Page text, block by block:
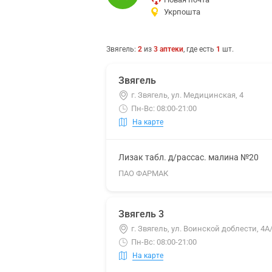
Укрпошта
Звягель: 2 из 3 аптеки, где есть 1 шт.
Звягель
г. Звягель, ул. Медицинская, 4
Пн-Вс: 08:00-21:00
На карте
Лизак табл. д/рассас. малина №20
ПАО ФАРМАК
Звягель 3
г. Звягель, ул. Воинской доблести,
Пн-Вс: 08:00-21:00
На карте